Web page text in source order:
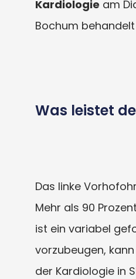
Kardiologie am
Bochum
Was leistet
Das linke
Mehr als 90
ist ein variabel
vorzubeugen,
der Kardiologie in